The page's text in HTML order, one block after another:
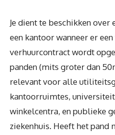
Je dient te beschikken
een kantoor wanneer er
verhuurcontract wordt
panden (mits groter dan
relevant voor alle
kantoorruimtes,
winkelcentra, en publieke
ziekenhuis. Heeft het pand